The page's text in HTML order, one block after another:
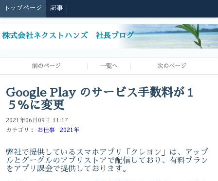
トップページ 記事
株式会社ネクストハンズ 社長ブログ
前のページ 一覧へ 次のページ
Google Play のサービス手数料が１
５％に変更
2021年06月09日 11:17
カテゴリ：
お仕事 2021年
弊社で提供しているスマホアプリ「クレヨン」は、アップ
ルとグーグルのアプリストアで配信しており、有料プラン
をアプリ課金で提供しております。